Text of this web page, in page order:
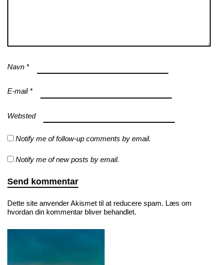
Navn *
E-mail *
Websted
Notify me of follow-up comments by email.
Notify me of new posts by email.
Dette site anvender Akismet til at reducere spam. Læs om
hvordan din kommentar bliver behandlet.